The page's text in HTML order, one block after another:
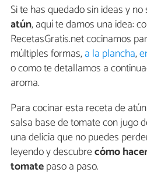
Si te has quedado sin ideas y
atún, aquí te damos una idea:
RecetasGratis.net cocinamos
múltiples formas,a la plancha,
o como te detallamos a
aroma.
Para cocinar esta receta de
salsa base de tomate con jugo
una delicia que no puedes
leyendo y descubrecómo
tomatepaso a paso.